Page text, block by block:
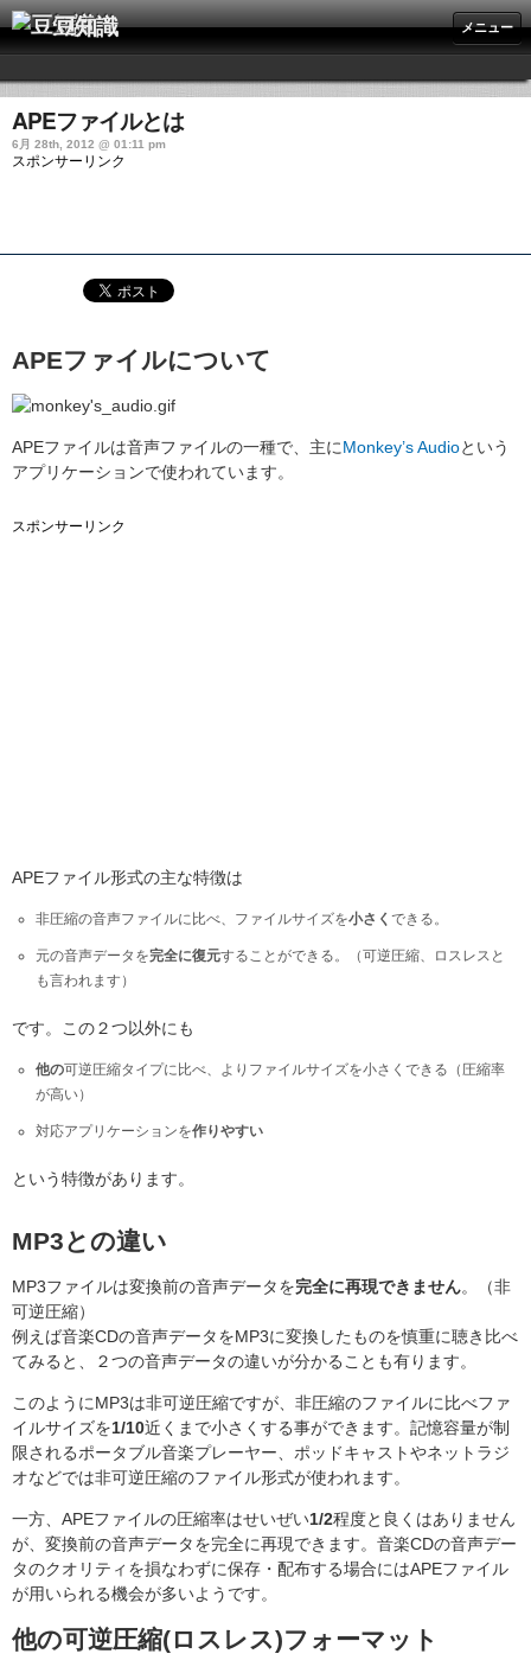
豆知識 メニュー
APEファイルとは
6月 28th, 2012 @ 01:11 pm
スポンサーリンク
APEファイルについて
APEファイルは音声ファイルの一種で、主にMonkey’s Audioという
アプリケーションで使われています。
スポンサーリンク
APEファイル形式の主な特徴は
非圧縮の音声ファイルに比べ、ファイルサイズを小さく できる。
元の音声データを完全に復元することができる。（可逆圧縮、ロスレスと
も言われます）
です。この２つ以外にも
他の可逆圧縮タイプに比べ、よりファイルサイズを小さくできる（圧縮率
が高い）
対応アプリケーションを作りやすい
という特徴があります。
MP3との違い
MP3ファイルは変換前の音声データを完全に再現できません。（非
可逆圧縮）
例えば音楽CDの音声データをMP3に変換したものを慎重に聴き比べ
てみると、２つの音声データの違いが分かることも有ります。
このようにMP3は非可逆圧縮ですが、非圧縮のファイルに比べファ
イルサイズを1/10近くまで小さくする事ができます。記憶容量が制
限されるポータブル音楽プレーヤー、ポッドキャストやネットラジ
オなどでは非可逆圧縮のファイル形式が使われます。
一方、APEファイルの圧縮率はせいぜい1/2程度と良くはありません
が、変換前の音声データを完全に再現できます。音楽CDの音声デー
タのクオリティを損なわずに保存・配布する場合にはAPEファイル
が用いられる機会が多いようです。
他の可逆圧縮(ロスレス)フォーマット